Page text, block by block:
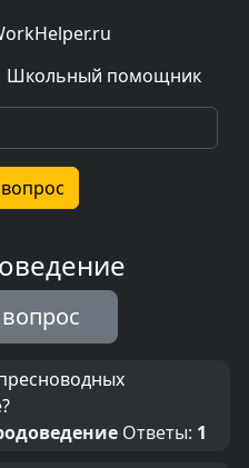
Школьный помощник
Ответы: 1